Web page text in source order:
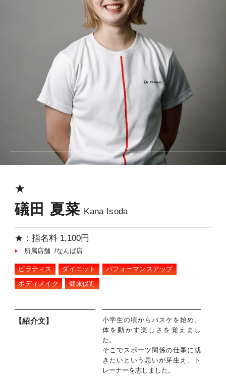
★
礒田 夏菜 Kana Isoda
★：指名料 1,100円
所属店舗 /なんば店
ピラティス ダイエット パフォーマンスアップ
ボディメイク 健康促進
【紹介文】
小学生の頃からバスケを始め、
体を動かす楽しさを覚えまし
た。
そこでスポーツ関係の仕事に就
きたいという思いが芽生え、ト
レーナーを志しました。
METHOD
メソッド
REVIEW
お客様の声
MEDIA
メディア
FAQ
よくあるご質問